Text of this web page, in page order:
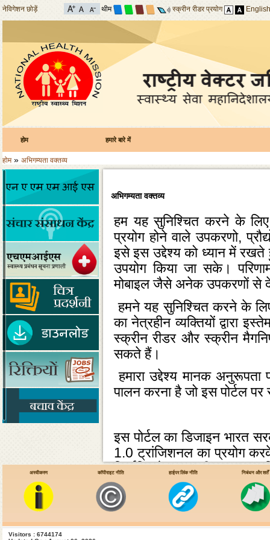
नेविगेशन छोड़ें थीम स्क्रीन रीडर प्रयोग English
होम हमारे बारे में
होम» अभिगम्यता वक्तव्य
अभिगम्यता वक्तव्य
हम यह सुनिश्‍चित करने के लिए
प्रयोग होने वाले उपकरणो,
इसे इस उद्देश्‍य को ध्‍यान में रखते
उपयोग किया जा सके।
मोबाइल जैसे अनेक उपकरणों से
हमने यह सुनिश्‍चित करने के
का नेत्रहीन व्‍यक्‍तियों द्वारा
स्‍क्रीन रीडर और स्‍क्रीन
सकते हैं।
हमारा उद्देश्‍य मानक अनुरूपता
पालन करना है जो इस पोर्टल
इस पोर्टल का डिजाइन भारत
1.0 ट्रांजिशनल का प्रयोग करके
निर्धारित वेब सामग्री
है। पोर्टल में कुछ सूचना को
वेबसाइटों का संबंधित विभागों
जिम्‍मेदार होती हैं।
अस्वीकरण कॉपीराइट नीति हाईपर लिंक नीति निबंधन और शर्तें
Visitors : 6744174